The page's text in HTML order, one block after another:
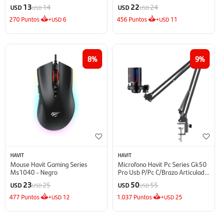
USD 13USD14
270 Puntos +USD6
USD 22USD24
456 Puntos +USD 11
8
HAVIT
Mouse Havit Gaming Series
Ms1040 - Negro
USD 23USD25
477 Puntos +USD 12
9
HAVIT
Microfono Havit Pc Series Gk50
Pro Usb P/Pc C/Brazo Articulado
USD 50USD55
1.037 Puntos +USD 25